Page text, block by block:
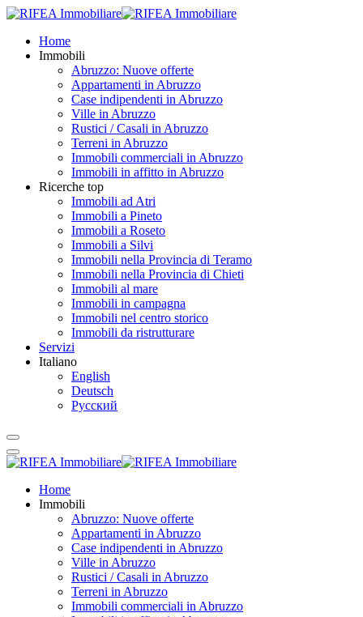
Home
Immobili
Abruzzo: Nuove offerte
Appartamenti in Abruzzo
Case indipendenti in Abruzzo
Ville in Abruzzo
Rustici / Casali in Abruzzo
Terreni in Abruzzo
Immobili commerciali in Abruzzo
Immobili in affitto in Abruzzo
Ricerche top
Immobili ad Atri
Immobili a Pineto
Immobili a Roseto
Immobili a Silvi
Immobili nella Provincia di Teramo
Immobili nella Provincia di Chieti
Immobili al mare
Immobili in campagna
Immobili nel centro storico
Immobili da ristrutturare
Servizi
Italiano
English
Deutsch
Русский
Home
Immobili
Abruzzo: Nuove offerte
Appartamenti in Abruzzo
Case indipendenti in Abruzzo
Ville in Abruzzo
Rustici / Casali in Abruzzo
Terreni in Abruzzo
Immobili commerciali in Abruzzo